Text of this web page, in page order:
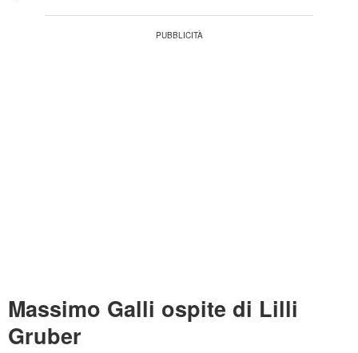
Massimo Galli ospite di Lilli
Gruber